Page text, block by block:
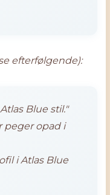
efterfølgende):
Blue stil."
peger opad i
i Atlas Blue